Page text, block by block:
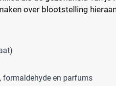
over blootstelling
formaldehyde en parfums